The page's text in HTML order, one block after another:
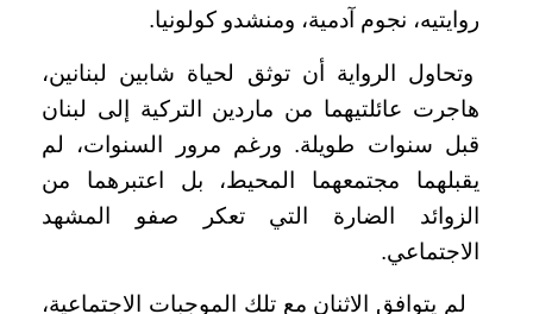
روايتيه، نجوم آدمية، ومنشدو كولونيا.
وتحاول الرواية أن توثق لحياة شابين لبنانين،
هاجرت عائلتيهما من ماردين التركية إلى لبنان
قبل سنوات طويلة. ورغم مرور السنوات، لم
يقبلهما مجتمعهما المحيط، بل اعتبرهما من
الزوائد الضارة التي تعكر صفو المشهد
الاجتماعي.
لم يتوافق الاثنان مع تلك الموجبات الاجتماعية،